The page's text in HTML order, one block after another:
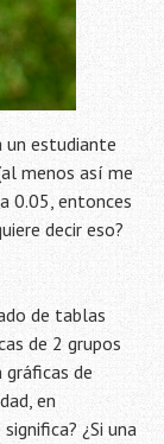
un estudiante
menos así me
0.05, entonces
decir eso?
de tablas
de 2 grupos
gráficas de
en
¿Si una